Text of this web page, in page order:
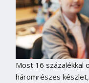
Most 16 százalékkal
háromrészes